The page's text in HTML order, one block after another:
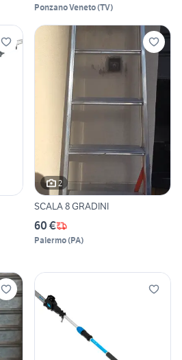
Ponzano Veneto(TV)
2
SCALA 8 GRADINI
60 €
Palermo(PA)